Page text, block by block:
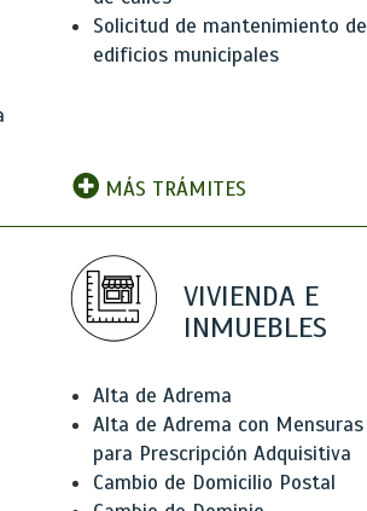
Solicitud de mantenimiento de
edificios municipales
MÁS TRÁMITES
VIVIENDA E
INMUEBLES
Alta de Adrema
Alta de Adrema con Mensuras
para Prescripción Adquisitiva
Cambio de Domicilio Postal